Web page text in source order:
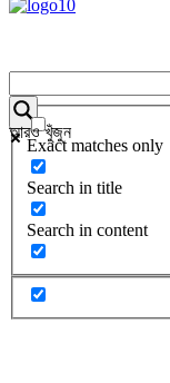
আরও খুঁজুন
Exact matches only
Search in title
Search in content